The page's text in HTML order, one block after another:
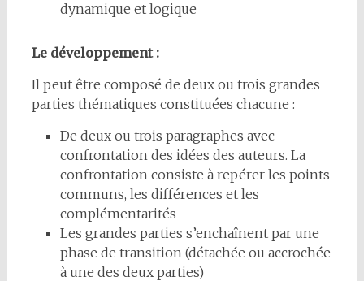
dynamique et logique
Le développement :
Il peut être composé de deux ou trois grandes
parties thématiques constituées chacune :
De deux ou trois paragraphes avec
confrontation des idées des auteurs. La
confrontation consiste à repérer les points
communs, les différences et les
complémentarités
Les grandes parties s’enchaînent par une
phase de transition (détachée ou accrochée
à une des deux parties)